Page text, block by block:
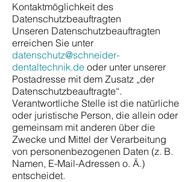
Kontaktmöglichkeit des
Datenschutzbeauftragten
Unseren Datenschutzbeauftragten
erreichen Sie unter
datenschutz@schneider-
dentaltechnik.de oder unter unserer
Postadresse mit dem Zusatz „der
Datenschutzbeauftragte“.
Verantwortliche Stelle ist die natürliche
oder juristische Person, die allein oder
gemeinsam mit anderen über die
Zwecke und Mittel der Verarbeitung
von personenbezogenen Daten (z. B.
Namen, E-Mail-Adressen o. Ä.)
entscheidet.